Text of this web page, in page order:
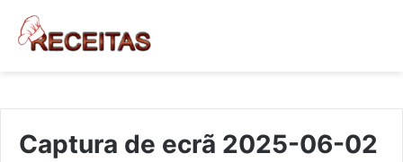
Captura de ecrã 2025-06-02